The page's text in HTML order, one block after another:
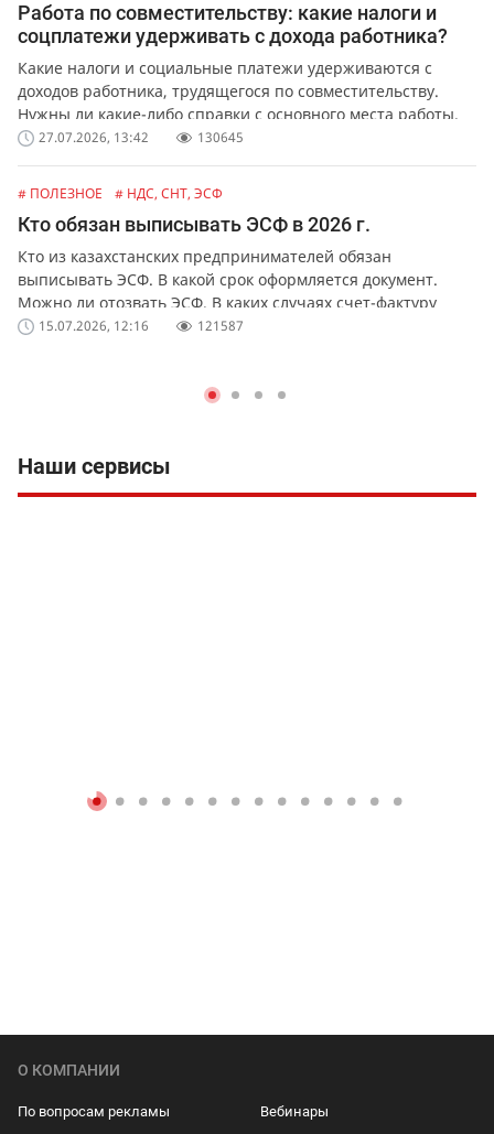
Работа по совместительству: какие налоги и
соцплатежи удерживать с дохода работника?
Какие налоги и социальные платежи удерживаются с
доходов работника, трудящегося по совместительству.
Нужны ли какие-либо справки с основного места работы.
27.07.2026, 13:42 130645
# ПОЛЕЗНОЕ # НДС, СНТ, ЭСФ
Кто обязан выписывать ЭСФ в 2026 г.
Кто из казахстанских предпринимателей обязан
выписывать ЭСФ. В какой срок оформляется документ.
Можно ли отозвать ЭСФ. В каких случаях счет-фактуру
можно выписать в бумажной форме.
15.07.2026, 12:16 121587
Наши сервисы
О КОМПАНИИ
По вопросам рекламы Вебинары